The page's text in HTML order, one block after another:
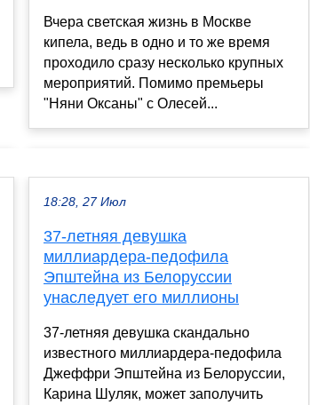
Вчера светская жизнь в Москве
кипела, ведь в одно и то же время
проходило сразу несколько крупных
мероприятий. Помимо премьеры
"Няни Оксаны" с Олесей...
18:28, 27 Июл
37-летняя девушка
миллиардера-педофила
Эпштейна из Белоруссии
унаследует его миллионы
37-летняя девушка скандально
известного миллиардера-педофила
Джеффри Эпштейна из Белоруссии,
Карина Шуляк, может заполучить